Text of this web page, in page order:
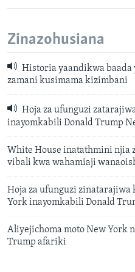
Zinazohusiana
Historia yaandikwa baada
zamani kusimama kizimbani
Hoja za ufunguzi
inayomkabili Donald Trump
White House inatathmini njia
vibali kwa wahamiaji
Hoja za ufunguzi zinatarajiwa
York inayomkabili Donald
Aliyejichoma moto New York
Trump afariki